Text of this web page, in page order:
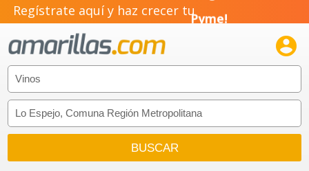
Regístrate aquí y haz crecer tuNegocio!
Emprendimiento!
